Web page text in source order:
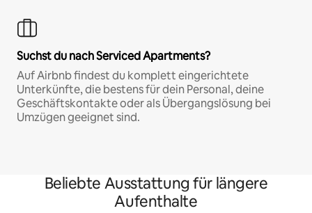
Suchst du nach Serviced Apartments?
Auf Airbnb findest du komplett eingerichtete
Unterkünfte, die bestens für dein Personal, deine
Geschäftskontakte oder als Übergangslösung bei
Umzügen geeignet sind.
Beliebte Ausstattung für längere
Aufenthalte